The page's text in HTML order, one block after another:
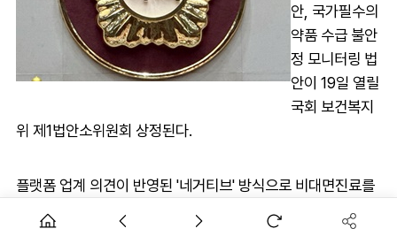
안, 국가필수의
약품 수급 불안
정 모니터링 법
안이 19일 열릴
국회 보건복지
위 제1법안소위원회 상정된다.
플랫폼 업계 의견이 반영된 '네거티브' 방식으로 비대면진료를
제도화하는 법안은 복지위 전체외의 안건과 소위 심사 안건에
포함되지 않았다.